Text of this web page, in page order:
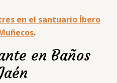
en el santuario Íbero
.
en Baños